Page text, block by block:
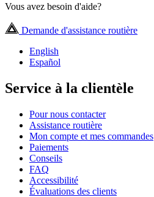
Vous avez besoin d'aide?
Demande d'assistance routière
English
Español
Service à la clientèle
Pour nous contacter
Assistance routière
Mon compte et mes commandes
Paiements
Conseils
FAQ
Accessibilité
Évaluations des clients